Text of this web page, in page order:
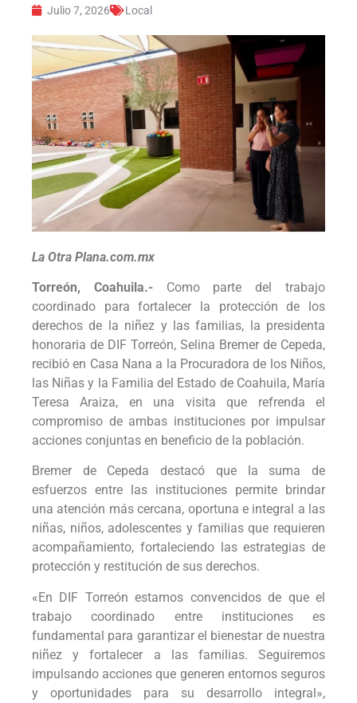
Julio 7, 2026 Local
La Otra Plana.com.mx
Torreón, Coahuila.- Como parte del trabajo
coordinado para fortalecer la protección de los
derechos de la niñez y las familias, la presidenta
honoraria de DIF Torreón, Selina Bremer de Cepeda,
recibió en Casa Nana a la Procuradora de los Niños,
las Niñas y la Familia del Estado de Coahuila, María
Teresa Araiza, en una visita que refrenda el
compromiso de ambas instituciones por impulsar
acciones conjuntas en beneficio de la población.
Bremer de Cepeda destacó que la suma de
esfuerzos entre las instituciones permite brindar
una atención más cercana, oportuna e integral a las
niñas, niños, adolescentes y familias que requieren
acompañamiento, fortaleciendo las estrategias de
protección y restitución de sus derechos.
«En DIF Torreón estamos convencidos de que el
trabajo coordinado entre instituciones es
fundamental para garantizar el bienestar de nuestra
niñez y fortalecer a las familias. Seguiremos
impulsando acciones que generen entornos seguros
y oportunidades para su desarrollo integral»,